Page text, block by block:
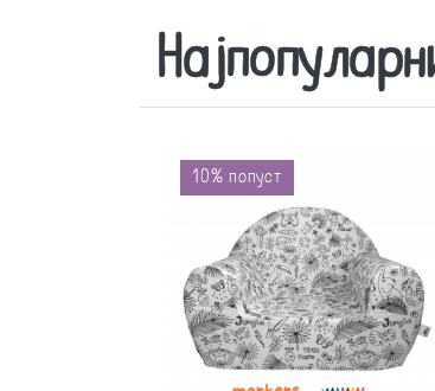
10% попуст